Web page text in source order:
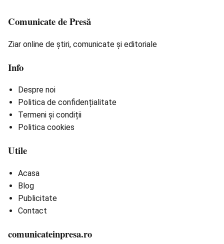
Comunicate de Presă
Ziar online de știri, comunicate și editoriale
Info
Despre noi
Politica de confidențialitate
Termeni și condiții
Politica cookies
Utile
Acasa
Blog
Publicitate
Contact
comunicateinpresa.ro